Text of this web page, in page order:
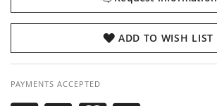
ADD TO WISH LIST
PAYMENTS ACCEPTED